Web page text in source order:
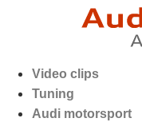
Video clips
Tuning
Audi motorsport